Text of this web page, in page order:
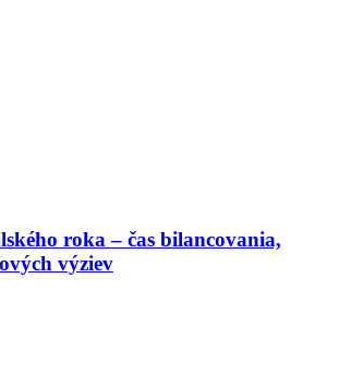
roka – čas bilancovania,
výziev